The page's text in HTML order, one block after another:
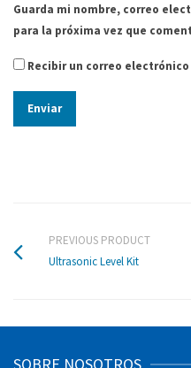
Guarda mi nombre, correo
para la próxima vez que
Recibir un correo
PREVIOUS PRODUCT
Ultrasonic Level Kit
SOBRE NOSOTROS